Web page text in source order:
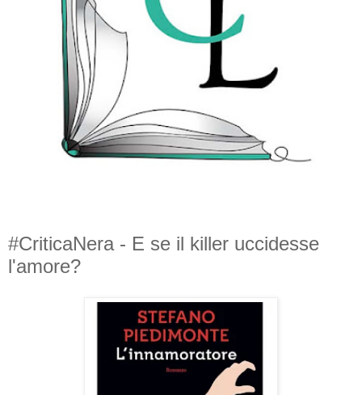
#CriticaNera - E se il killer uccidesse
l'amore?